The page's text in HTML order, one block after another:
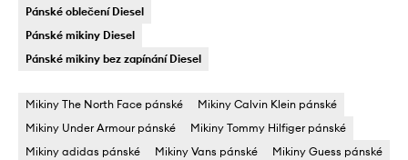
Pánské oblečení Diesel
Pánské mikiny Diesel
Pánské mikiny bez zapínání Diesel
Mikiny The North Face pánské
Mikiny Calvin Klein pánské
Mikiny Under Armour pánské
Mikiny Tommy Hilfiger pánské
Mikiny adidas pánské
Mikiny Vans pánské
Mikiny Guess pánské